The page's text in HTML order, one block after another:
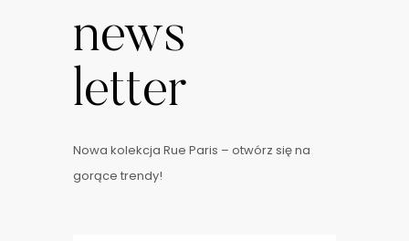
news
letter
Nowa kolekcja Rue Paris – otwórz się na
gorące trendy!